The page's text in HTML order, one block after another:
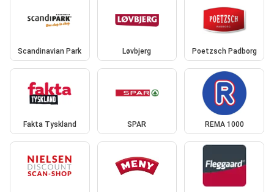
Scandinavian Park Løvbjerg Poetzsch Padborg
Fakta Tyskland SPAR REMA 1000